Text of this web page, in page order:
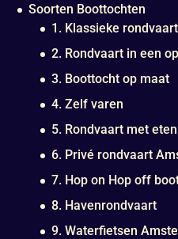
Soorten Boottochten
1. Klassieke rondvaart
2. Rondvaart in een
3. Boottocht op maat
4. Zelf varen
5. Rondvaart met
6. Privé rondvaart
7. Hop on Hop off
8. Havenrondvaart
9. Waterfietsen